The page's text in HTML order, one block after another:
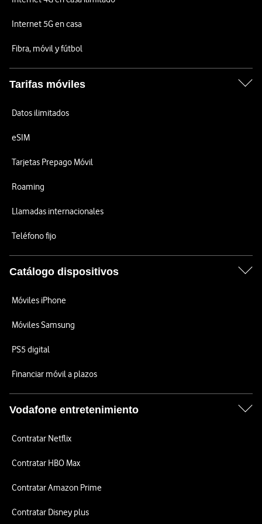
Internet 5G en casa
Fibra, móvil y fútbol
Tarifas móviles
Datos ilimitados
eSIM
Tarjetas Prepago Móvil
Roaming
Llamadas internacionales
Teléfono fijo
Catálogo dispositivos
Móviles iPhone
Móviles Samsung
PS5 digital
Financiar móvil a plazos
Vodafone entretenimiento
Contratar Netflix
Contratar HBO Max
Contratar Amazon Prime
Contratar Disney plus